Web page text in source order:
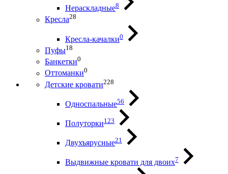
Нераскладные8
Кресла28
Кресла-качалки0
Пуфы18
Банкетки0
Оттоманки0
Детские кровати228
Односпальные56
Полуторки123
Двухъярусные21
Выдвижные кровати для двоих7